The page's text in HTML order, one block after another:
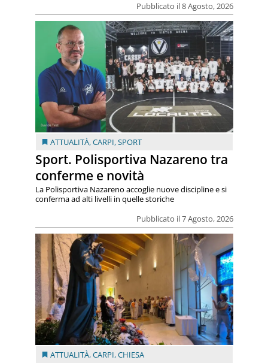
Pubblicato il 8 Agosto, 2026
ATTUALITÀ,CARPI,SPORT
Sport. Polisportiva Nazareno tra
conferme e novità
Pubblicato il 7 Agosto, 2026
La Polisportiva Nazareno accoglie nuove discipline e si
conferma ad alti livelli in quelle storiche
ATTUALITÀ,CARPI,CHIESA